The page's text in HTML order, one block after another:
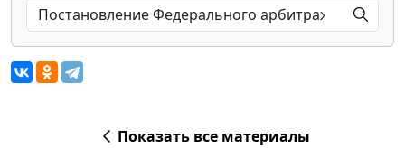
Показать все материалы